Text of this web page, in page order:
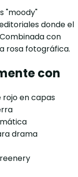
"moody"
donde el
con
rosa fotográfica.
con
en capas
drama